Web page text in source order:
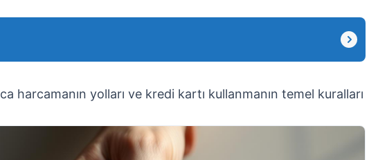
harcamanın yolları ve kredi kartı kullanmanın temel kuralları